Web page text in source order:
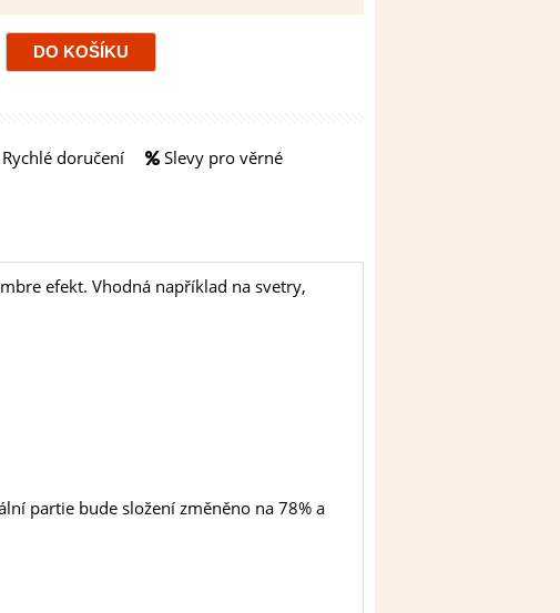
Rychlé doručení Slevy pro věrné
efekt. Vhodná například na svetry,
partie bude složení změněno na 78% a